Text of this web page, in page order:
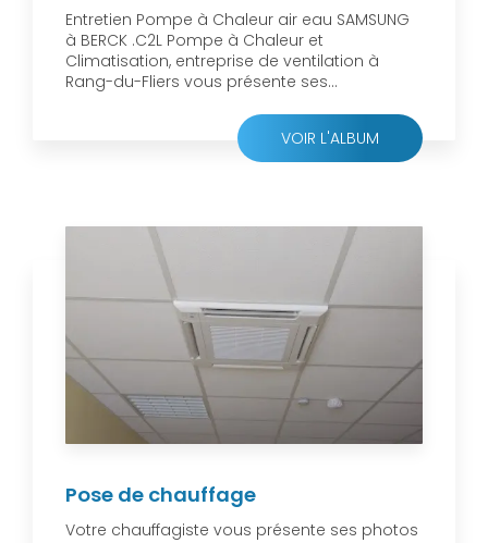
Entretien Pompe à Chaleur air eau SAMSUNG
à BERCK .C2L Pompe à Chaleur et
Climatisation, entreprise de ventilation à
Rang-du-Fliers vous présente ses...
VOIR L'ALBUM
Pose de chauffage
Votre chauffagiste vous présente ses photos